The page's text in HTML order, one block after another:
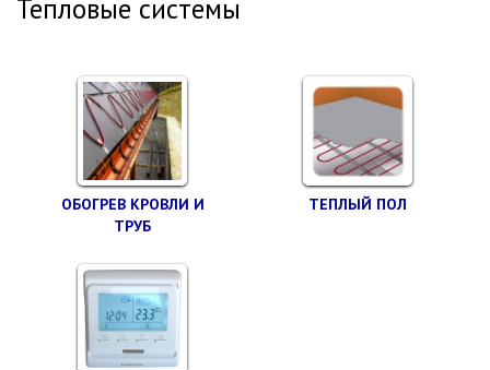
Тепловые системы
ОБОГРЕВ КРОВЛИ И
ТРУБ
ТЕПЛЫЙ ПОЛ